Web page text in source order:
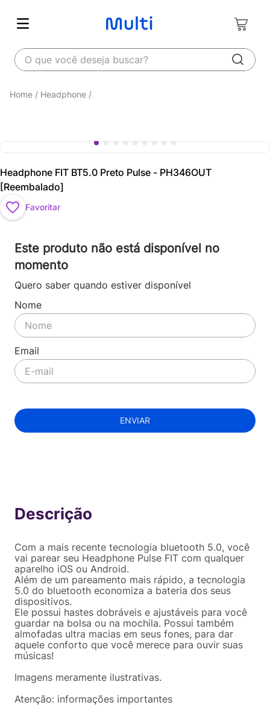
O que você deseja buscar?
Headphone
Headphone FIT BT5.0 Preto Pulse - PH346OUT
[Reembalado]
Favoritar
Este produto não está disponível no
momento
Quero saber quando estiver disponível
ENVIAR
Com a mais recente tecnologia bluetooth 5.0, você
vai parear seu Headphone Pulse FIT com qualquer
aparelho iOS ou Android.
Além de um pareamento mais rápido, a tecnologia
5.0 do bluetooth economiza a bateria dos seus
dispositivos.
Ele possui hastes dobráveis e ajustáveis para você
guardar na bolsa ou na mochila. Possui também
almofadas ultra macias em seus fones, para dar
aquele conforto que você merece para ouvir suas
músicas!
Imagens meramente ilustrativas.
Atenção: informações importantes